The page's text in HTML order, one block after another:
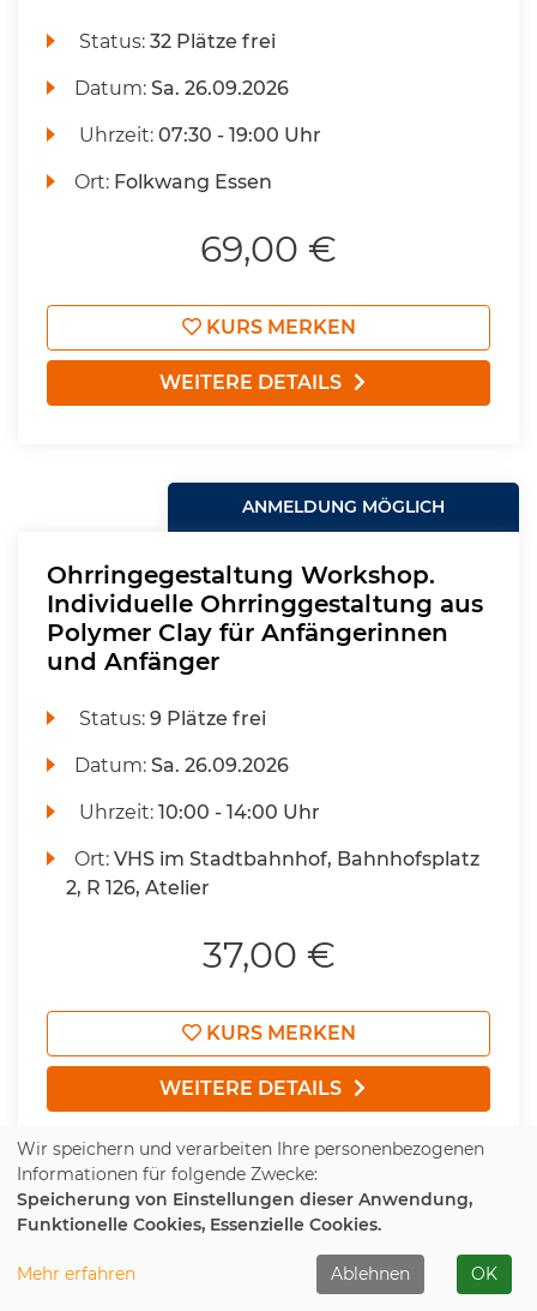
Status:32 Plätze frei
Datum:Sa. 26.09.2026
Uhrzeit:07:30 - 19:00 Uhr
Ort: Folkwang Essen
69,00 €
KURS MERKEN
WEITERE DETAILS
ANMELDUNG MÖGLICH
Ohrringegestaltung Workshop.
Individuelle Ohrringgestaltung aus
Polymer Clay für Anfängerinnen
und Anfänger
Status:9 Plätze frei
Datum:Sa. 26.09.2026
Uhrzeit:10:00 - 14:00 Uhr
Ort:VHS im Stadtbahnhof, Bahnhofsplatz
2, R 126, Atelier
37,00 €
KURS MERKEN
WEITERE DETAILS
ANMELDUNG MÖGLICH
Reden wir über Fotografie
Wir speichern und verarbeiten Ihre personenbezogenen
Informationen für folgende Zwecke:
Speicherung von Einstellungen dieser Anwendung,
Funktionelle Cookies, Essenzielle Cookies.
Mehr erfahren Ablehnen OK